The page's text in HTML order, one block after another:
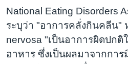
National Eating Disorders
ระบุว่า "อาการคลั่งกินคลีน"
nervosa "เป็นอาการผิดปกติ
อาหาร ซึ่งเป็นผลมาจากกา